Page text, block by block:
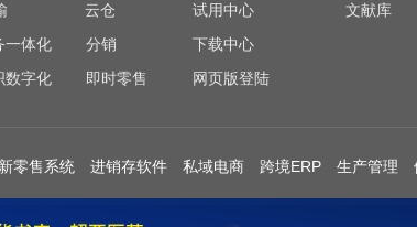
云仓
一体化
分销
数字化 即时零售
试用中心
下载中心
网页版登陆
文献库
新零售系统 进销存软件 私域电商 跨境ERP 生产管理